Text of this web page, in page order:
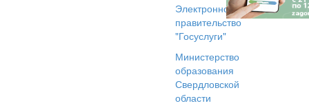
Электронное
правительство
"Госуслуги"
Министерство
образования
Свердловской
области